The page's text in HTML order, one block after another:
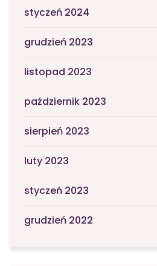
styczeń 2024
grudzień 2023
listopad 2023
październik 2023
sierpień 2023
luty 2023
styczeń 2023
grudzień 2022